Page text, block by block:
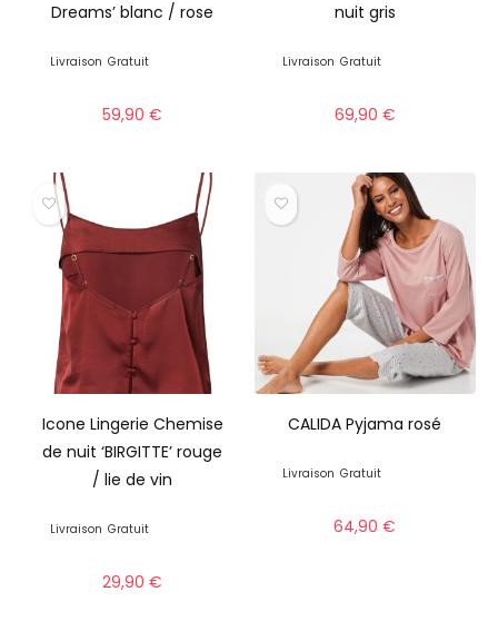
Dreams’ blanc / rose
Livraison Gratuit
59,90€
nuit gris
Livraison Gratuit
69,90 €
Icone Lingerie Chemise
de nuit ‘BIRGITTE’ rouge
/ lie de vin
Livraison Gratuit
29,90€
CALIDA Pyjama rosé
Livraison Gratuit
64,90€